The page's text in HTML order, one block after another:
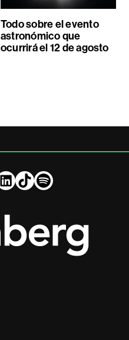
Todo sobre el evento
astronómico que
ocurrirá el 12 de agosto